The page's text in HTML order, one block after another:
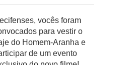
vocês foram
para vestir o
do Homem-Aranha e
de um evento